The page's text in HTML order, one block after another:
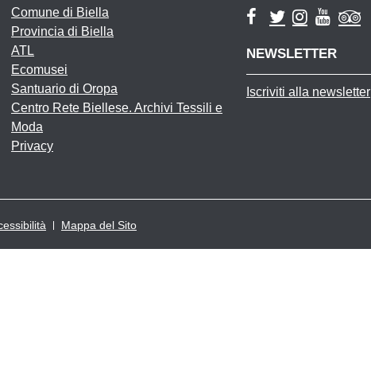
Comune di Biella
Provincia di Biella
ATL
Ecomusei
Santuario di Oropa
Centro Rete Biellese. Archivi Tessili e
Moda
Privacy
NEWSLETTER
Iscriviti alla newsletter
Mappa del Sito